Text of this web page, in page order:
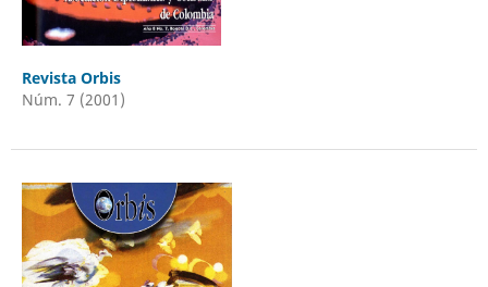
Revista Orbis
Núm. 7 (2001)